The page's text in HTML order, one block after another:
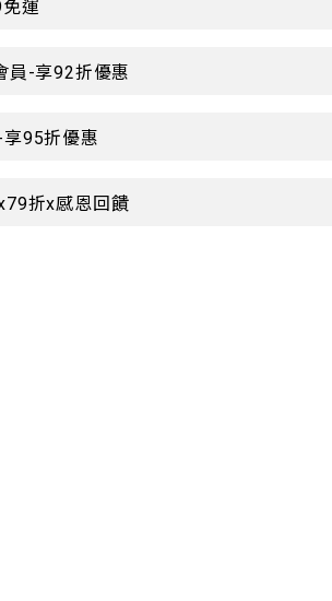
運
員-享92折優惠
95折優惠
折x感恩回饋